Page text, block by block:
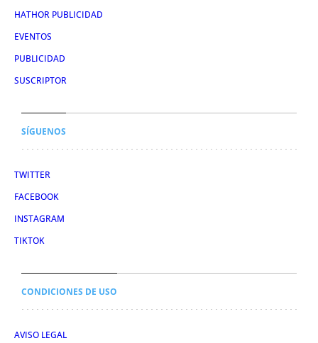
HATHOR PUBLICIDAD
EVENTOS
PUBLICIDAD
SUSCRIPTOR
SÍGUENOS
TWITTER
FACEBOOK
INSTAGRAM
TIKTOK
CONDICIONES DE USO
AVISO LEGAL